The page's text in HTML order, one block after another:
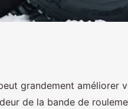
grandement améliorer
de la bande de